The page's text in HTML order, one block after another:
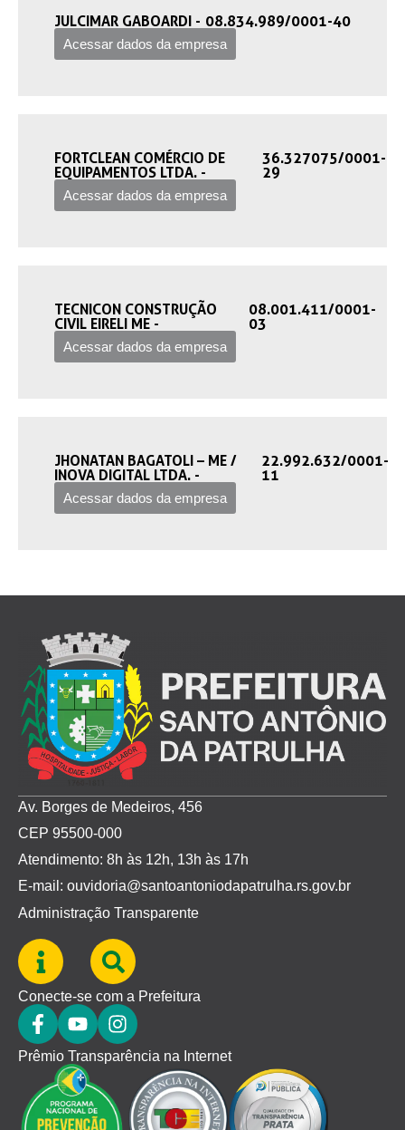
JULCIMAR GABOARDI -‎ 08.834.989/0001-40
Acessar dados da empresa
FORTCLEAN COMÉRCIO DE
EQUIPAMENTOS LTDA. -‎
36.327075/0001-
29
Acessar dados da empresa
TECNICON CONSTRUÇÃO
CIVIL EIRELI ME -‎
08.001.411/0001-
03
Acessar dados da empresa
JHONATAN BAGATOLI – ME /
INOVA DIGITAL LTDA. -‎
22.992.632/0001-
11
Acessar dados da empresa
Av. Borges de Medeiros, 456
CEP 95500-000
Atendimento: 8h às 12h, 13h às 17h
E-mail: ouvidoria@santoantoniodapatrulha.rs.gov.br
Administração Transparente
Conecte-se com a Prefeitura
Prêmio Transparência na Internet